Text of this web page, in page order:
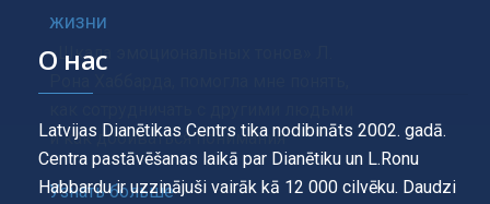
жизни
«Шкала эмоциональных тонов» Л.
и как добиваться понимания
Узнать больше
О нас
Latvijas Dianētikas Centrs tika nodibināts 2002. gadā.
Centra pastāvēšanas laikā par Dianētiku un L.Ronu
Habbardu ir uzzinājuši vairāk kā 12 000 cilvēku. Daudzi